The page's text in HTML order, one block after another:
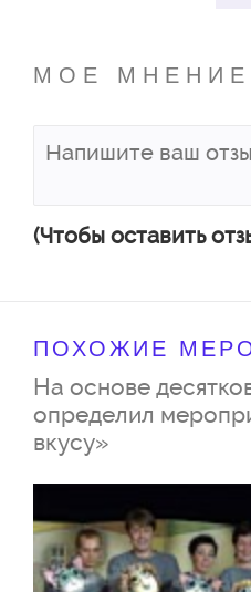
героями
одуванчиках.
помогут
кто побывает
Автор пьесы
Режиссёр –
Художник –
МОЕ МНЕНИЕ
(Чтобы оставить
ПОХОЖИЕ
На основе
определил
вкусу»